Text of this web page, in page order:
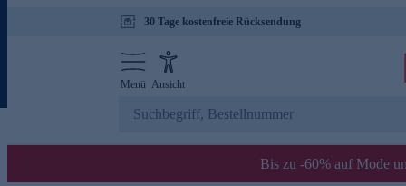
30 Tage kostenfreie Rücksendung
Menü Ansicht
Bis zu -60% auf Mode